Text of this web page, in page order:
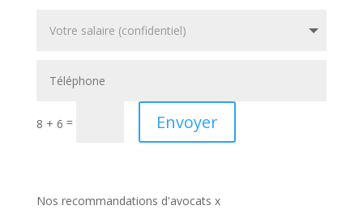
8 + 6 = Envoyer
Nos recommandations d'avocats x